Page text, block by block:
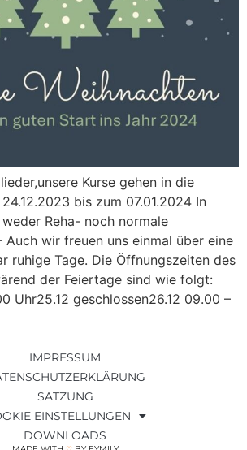
Kurse gehen in die
bis zum 07.01.2024 In
Reha- noch normale
wir freuen uns einmal über eine
ruhige Tage. Die Öffnungszeiten des
der Feiertage sind wie folgt:
Uhr25.12 geschlossen26.12 09.00 –
IMPRESSUM
SATZUNG
EINSTELLUNGEN
DOWNLOADS